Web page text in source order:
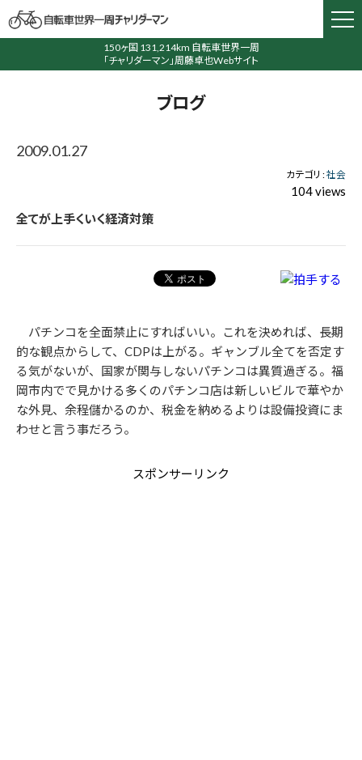
150ヶ国 131,214km 自転車世界一周
「チャリダーマン」周藤卓也Webサイト
ブログ
2009.01.27
カテゴリ :社会
104 views
全てが上手くいく経済対策
パチンコを全面禁止にすればいい。これを決めれば、長期
的な観点からして、CDPは上がる。ギャンブル全てを否定す
る気がないが、国家が関与しないパチンコは異質過ぎる。福
岡市内でで見かける多くのパチンコ店は新しいビルで華やか
な外見、余程儲かるのか、税金を納めるよりは設備投資にま
わせと言う事だろう。
スポンサーリンク